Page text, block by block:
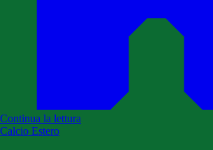
Continua la lettura
Calcio Estero